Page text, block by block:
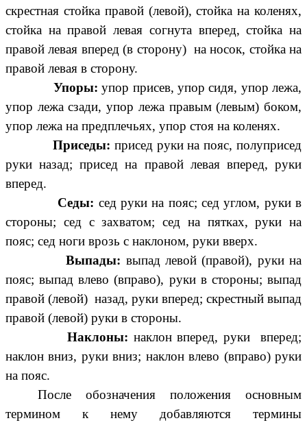
скрестная стойка правой (левой), стойка на коленях,
стойка на правой левая согнута вперед, стойка на
правой левая вперед (в сторону) на носок, стойка на
правой левая в сторону.
Упоры: упор присев, упор сидя, упор лежа,
упор лежа сзади, упор лежа правым (левым) боком,
упор лежа на предплечьях, упор стоя на коленях.
Приседы: присед руки на пояс, полуприсед
руки назад; присед на правой левая вперед, руки
вперед.
Седы: сед руки на пояс; сед углом, руки в
стороны; сед с захватом; сед на пятках, руки на
пояс; сед ноги врозь с наклоном, руки вверх.
Выпады: выпад левой (правой), руки на
пояс; выпад влево (вправо), руки в стороны; выпад
правой (левой) назад, руки вперед; скрестный выпад
правой (левой) руки в стороны.
Наклоны: наклон вперед, руки вперед;
наклон вниз, руки вниз; наклон влево (вправо) руки
на пояс.
После обозначения положения основным
термином к нему добавляются термины